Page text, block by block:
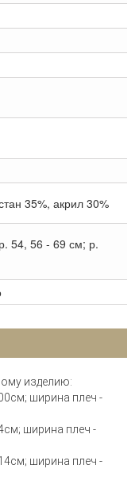
35%, акрил 30%
54, 56 - 69 см; р.
изделию:
ширина плеч -
ширина плеч -
ширина плеч -